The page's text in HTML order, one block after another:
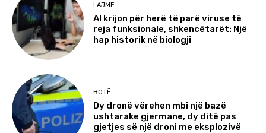
LAJME
AI krijon për herë të parë viruse të
reja funksionale, shkencëtarët: Një
hap historik në biologji
BOTË
Dy dronë vërehen mbi një bazë
ushtarake gjermane, dy ditë pas
gjetjes së një droni me eksplozivë